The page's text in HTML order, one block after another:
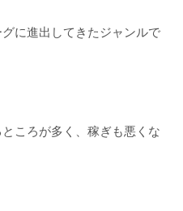
に進出してきたジャンルで
ころが多く、稼ぎも悪くな